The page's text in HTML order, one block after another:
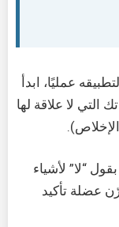
عمليًا، ابدأ
التي لا علاقة لها
“لا” لأشياء
عضلة تأكيد